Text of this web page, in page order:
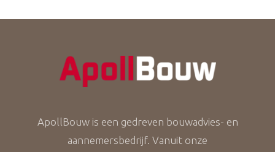
ApollBouw is een gedreven bouwadvies- en
aannemersbedrijf. Vanuit onze